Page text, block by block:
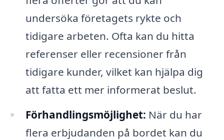
undersöka företagets rykte och
tidigare arbeten. Ofta kan du hitta
referenser eller recensioner från
tidigare kunder, vilket kan hjälpa dig
att fatta ett mer informerat beslut.
Förhandlingsmöjlighet: När du har
flera erbjudanden på bordet kan du